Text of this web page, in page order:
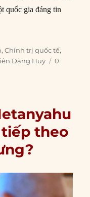
quốc gia đáng tin
đoán của Trump”
,Chính trị quốc tế,
Đăng Huy
0
theo